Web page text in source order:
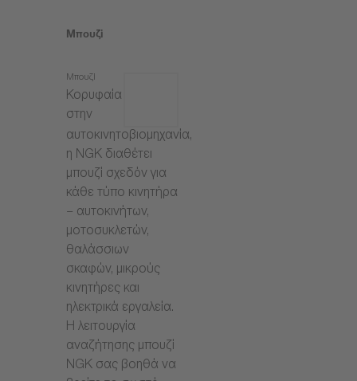
Μπουζί
Μπουζί
Κορυφαία
στην
αυτοκινητοβιομηχανία,
η NGK διαθέτει
μπουζί σχεδόν για
κάθε τύπο κινητήρα
– αυτοκινήτων,
μοτοσυκλετών,
θαλάσσιων
σκαφών, μικρούς
κινητήρες και
ηλεκτρικά εργαλεία.
Η λειτουργία
αναζήτησης μπουζί
NGK σας βοηθά να